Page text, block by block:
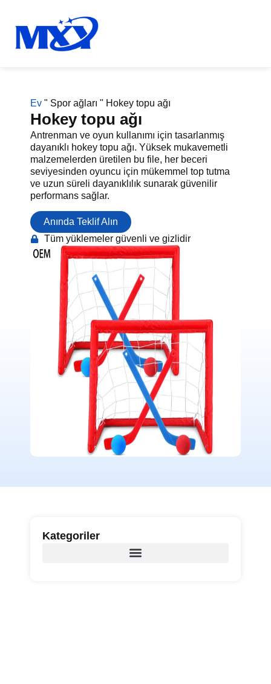
Ev " Spor ağları " Hokey topu ağı
Hokey topu ağı
Antrenman ve oyun kullanımı için tasarlanmış
dayanıklı hokey topu ağı. Yüksek mukavemetli
malzemelerden üretilen bu file, her beceri
seviyesinden oyuncu için mükemmel top tutma
ve uzun süreli dayanıklılık sunarak güvenilir
performans sağlar.
Anında Teklif Alın
Tüm yüklemeler güvenli ve gizlidir
Kategoriler